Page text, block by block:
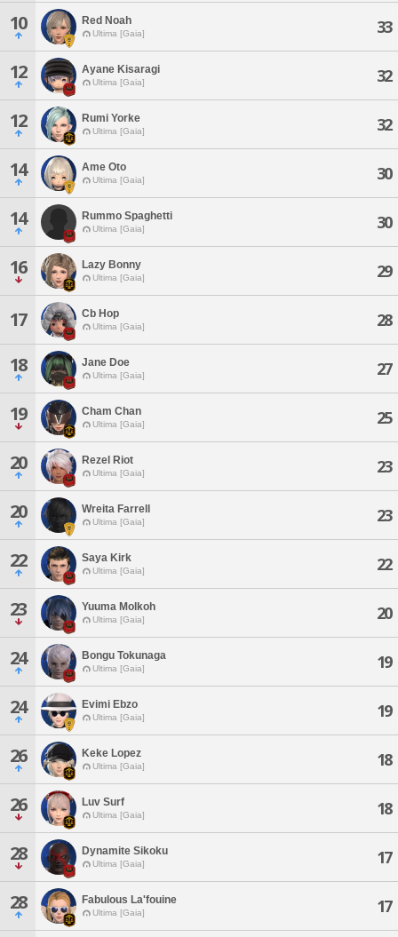
10 Red Noah
Ultima [Gaia] 33
12 Ayane Kisaragi
Ultima [Gaia] 32
12 Rumi Yorke
Ultima [Gaia] 32
14 Ame Oto
Ultima [Gaia] 30
14 Rummo Spaghetti
Ultima [Gaia] 30
16 Lazy Bonny
Ultima [Gaia] 29
17 Cb Hop
Ultima [Gaia] 28
18 Jane Doe
Ultima [Gaia] 27
19 Cham Chan
Ultima [Gaia] 25
20 Rezel Riot
Ultima [Gaia] 23
20 Wreita Farrell
Ultima [Gaia] 23
22 Saya Kirk
Ultima [Gaia] 22
23 Yuuma Molkoh
Ultima [Gaia] 20
24 Bongu Tokunaga
Ultima [Gaia] 19
24 Evimi Ebzo
Ultima [Gaia] 19
26 Keke Lopez
Ultima [Gaia] 18
26 Luv Surf
Ultima [Gaia] 18
28 Dynamite Sikoku
Ultima [Gaia] 17
28 Fabulous La'fouine
Ultima [Gaia] 17